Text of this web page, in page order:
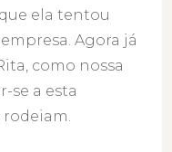
ela tentou
Agora já
como nossa
se a esta